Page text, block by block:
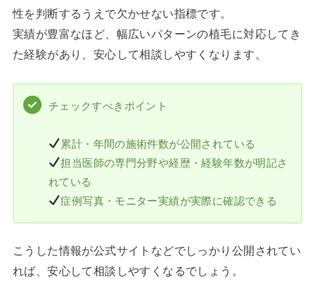
性を判断するうえで欠かせない指標です。
実績が豊富なほど、幅広いパターンの植毛に対応してき
た経験があり、安心して相談しやすくなります。
チェックすべきポイント
累計・年間の施術件数が公開されている
担当医師の専門分野や経歴・経験年数が明記さ
れている
症例写真・モニター実績が実際に確認できる
こうした情報が公式サイトなどでしっかり公開されてい
れば、安心して相談しやすくなるでしょう。